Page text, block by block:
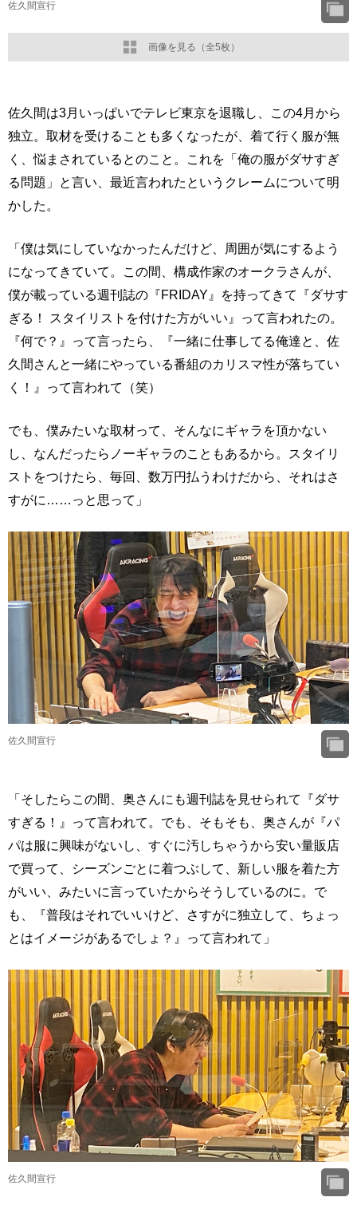
画像を見る（全5枚）
佐久間宣行
佐久間は3月いっぱいでテレビ東京を退職し、この4月から
独立。取材を受けることも多くなったが、着て行く服が無
く、悩まされているとのこと。これを「俺の服がダサすぎ
る問題」と言い、最近言われたというクレームについて明
かした。
「僕は気にしていなかったんだけど、周囲が気にするよう
になってきていて。この間、構成作家のオークラさんが、
僕が載っている週刊誌の『FRIDAY』を持ってきて『ダサす
ぎる！ スタイリストを付けた方がいい』って言われたの。
『何で？』って言ったら、『一緒に仕事してる俺達と、佐
久間さんと一緒にやっている番組のカリスマ性が落ちてい
く！』って言われて（笑）
でも、僕みたいな取材って、そんなにギャラを頂かない
し、なんだったらノーギャラのこともあるから。スタイリ
ストをつけたら、毎回、数万円払うわけだから、それはさ
すがに……っと思って」
佐久間宣行
「そしたらこの間、奥さんにも週刊誌を見せられて『ダサ
すぎる！』って言われて。でも、そもそも、奥さんが『パ
パは服に興味がないし、すぐに汚しちゃうから安い量販店
で買って、シーズンごとに着つぶして、新しい服を着た方
がいい、みたいに言っていたからそうしているのに。で
も、『普段はそれでいいけど、さすがに独立して、ちょっ
とはイメージがあるでしょ？』って言われて」
佐久間宣行